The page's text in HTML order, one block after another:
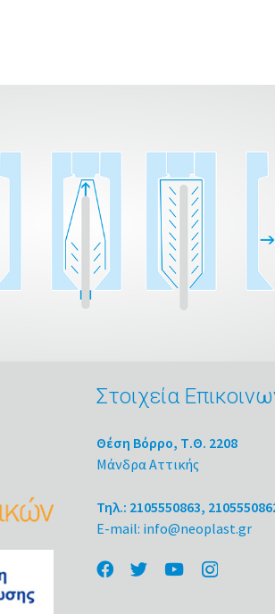
Στοιχεία
Θέση Βόρρο, Τ.Θ. 2208
Μάνδρα Αττικής
Τηλ.: 2105550863,
E-mail: info@neoplast.gr